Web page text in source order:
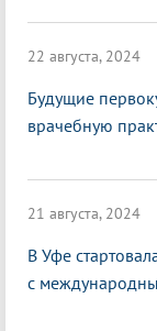
22 августа, 2024
Будущие
врачебную
21 августа, 2024
В Уфе
с